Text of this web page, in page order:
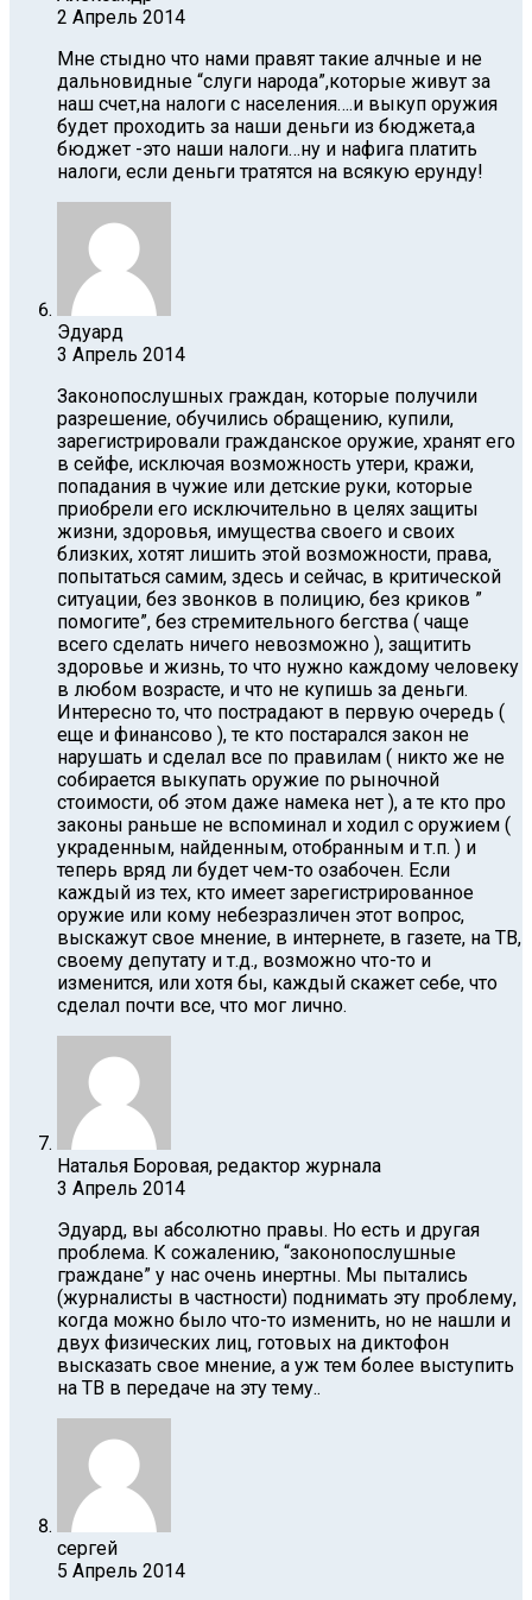
2 Апрель 2014
Мне стыдно что нами правят такие алчные и не
дальновидные “слуги народа”,которые живут за
наш счет,на налоги с населения….и выкуп оружия
будет проходить за наши деньги из бюджета,а
бюджет -это наши налоги…ну и нафига платить
налоги, если деньги тратятся на всякую ерунду!
Эдуард
3 Апрель 2014
Законопослушных граждан, которые получили
разрешение, обучились обращению, купили,
зарегистрировали гражданское оружие, хранят его
в сейфе, исключая возможность утери, кражи,
попадания в чужие или детские руки, которые
приобрели его исключительно в целях защиты
жизни, здоровья, имущества своего и своих
близких, хотят лишить этой возможности, права,
попытаться самим, здесь и сейчас, в критической
ситуации, без звонков в полицию, без криков ”
помогите”, без стремительного бегства ( чаще
всего сделать ничего невозможно ), защитить
здоровье и жизнь, то что нужно каждому человеку
в любом возрасте, и что не купишь за деньги.
Интересно то, что пострадают в первую очередь (
еще и финансово ), те кто постарался закон не
нарушать и сделал все по правилам ( никто же не
собирается выкупать оружие по рыночной
стоимости, об этом даже намека нет ), а те кто про
законы раньше не вспоминал и ходил с оружием (
украденным, найденным, отобранным и т.п. ) и
теперь вряд ли будет чем-то озабочен. Если
каждый из тех, кто имеет зарегистрированное
оружие или кому небезразличен этот вопрос,
выскажут свое мнение, в интернете, в газете, на ТВ,
своему депутату и т.д., возможно что-то и
изменится, или хотя бы, каждый скажет себе, что
сделал почти все, что мог лично.
Наталья Боровая, редактор журнала
3 Апрель 2014
Эдуард, вы абсолютно правы. Но есть и другая
проблема. К сожалению, “законопослушные
граждане” у нас очень инертны. Мы пытались
(журналисты в частности) поднимать эту проблему,
когда можно было что-то изменить, но не нашли и
двух физических лиц, готовых на диктофон
высказать свое мнение, а уж тем более выступить
на ТВ в передаче на эту тему..
сергей
5 Апрель 2014